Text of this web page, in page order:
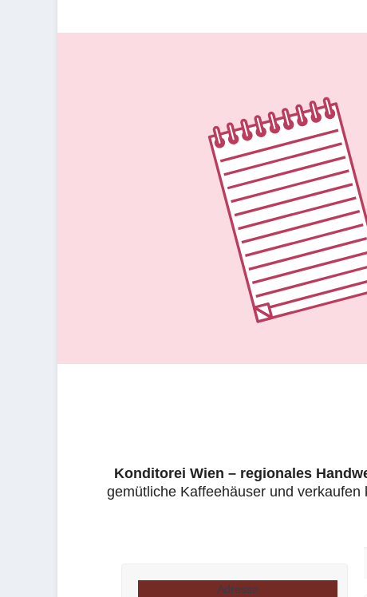
Konditorei Wien – regionales
gemütliche Kaffeehäuser und verkaufen
Adresse